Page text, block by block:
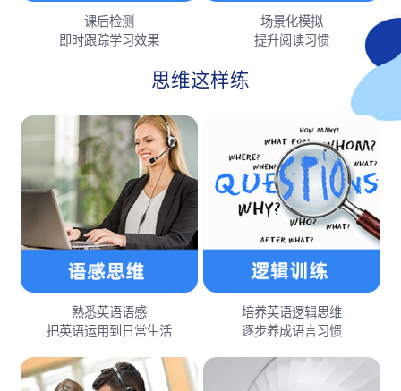
课后检测
即时跟踪学习效果
场景化模拟
提升阅读习惯
思维这样练
熟悉英语语感
把英语运用到日常生活
培养英语逻辑思维
逐步养成语言习惯